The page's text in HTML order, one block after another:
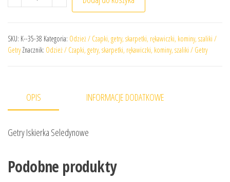
SKU: K--35-38 Kategoria: Odzież / Czapki, getry, skarpetki, rękawiczki, kominy, szaliki /
Getry Znacznik: Odzież / Czapki, getry, skarpetki, rękawiczki, kominy, szaliki / Getry
OPIS INFORMACJE DODATKOWE
Getry Iskierka Seledynowe
Podobne produkty